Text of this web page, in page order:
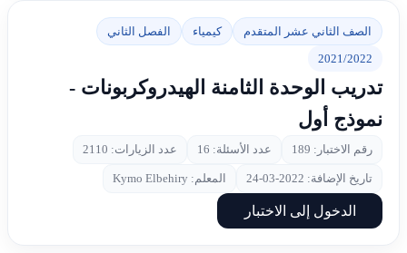
الصف الثاني عشر المتقدم كيمياء
الفصل الثاني
2021/2022
تدريب الوحدة الثامنة الهيدروكربونات -
نموذج أول
رقم الاختبار: 189 عدد الأسئلة: 16 عدد الزيارات: 2110
تاريخ الإضافة: 2022-03-24 المعلم: Kymo Elbehiry
الدخول إلى الاختبار